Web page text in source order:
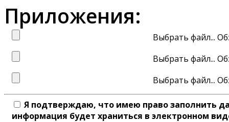
Приложения:
Выбрать файл...
Выбрать файл...
Выбрать файл...
Я подтверждаю, что имею право заполнить
информация будет храниться в электронном